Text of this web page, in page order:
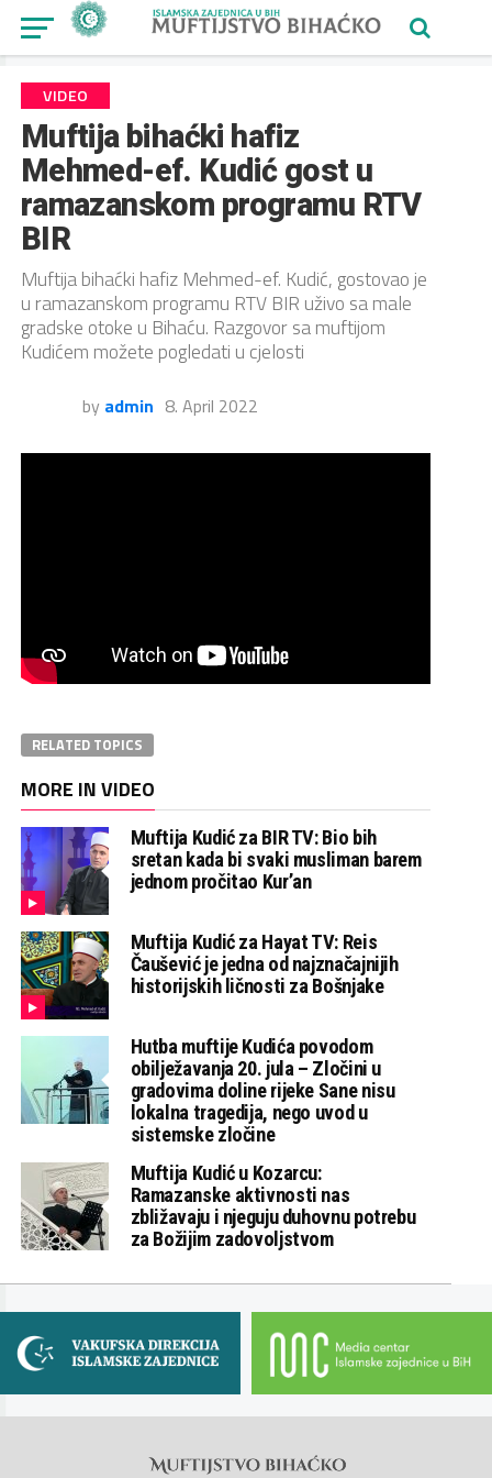
VIDEO
Muftija bihaćki hafiz
Mehmed-ef. Kudić gost u
ramazanskom programu RTV
BIR
Muftija bihaćki hafiz Mehmed-ef. Kudić, gostovao je
u ramazanskom programu RTV BIR uživo sa male
gradske otoke u Bihaću. Razgovor sa muftijom
Kudićem možete pogledati u cjelosti
by admin 8. April 2022
RELATED TOPICS
MORE IN VIDEO
Muftija Kudić za BIR TV: Bio bih
sretan kada bi svaki musliman barem
jednom pročitao Kur’an
Muftija Kudić za Hayat TV: Reis
Čaušević je jedna od najznačajnijih
historijskih ličnosti za Bošnjake
Hutba muftije Kudića povodom
obilježavanja 20. jula – Zločini u
gradovima doline rijeke Sane nisu
lokalna tragedija, nego uvod u
sistemske zločine
Muftija Kudić u Kozarcu:
Ramazanske aktivnosti nas
zbližavaju i njeguju duhovnu potrebu
za Božijim zadovoljstvom